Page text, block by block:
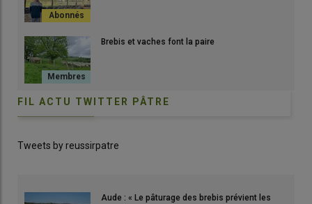
Brebis et vaches font la paire
FIL ACTU TWITTER PÂTRE
Tweets by reussirpatre
Aude : « Le pâturage des brebis prévient les